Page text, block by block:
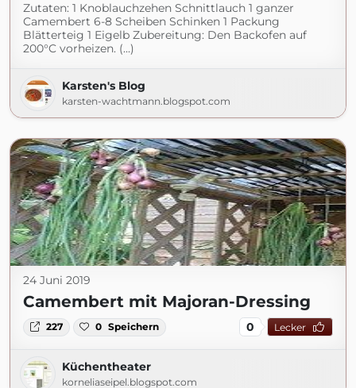
Zutaten: 1 Knoblauchzehen Schnittlauch 1 ganzer
Camembert 6-8 Scheiben Schinken 1 Packung
Blätterteig 1 Eigelb Zubereitung: Den Backofen auf
200°C vorheizen. (...)
Karsten's Blog
karsten-wachtmann.blogspot.com
24 Juni 2019
Camembert mit Majoran-Dressing
227 0 Speichern 0 Lecker
Küchentheater
korneliaseipel.blogspot.com